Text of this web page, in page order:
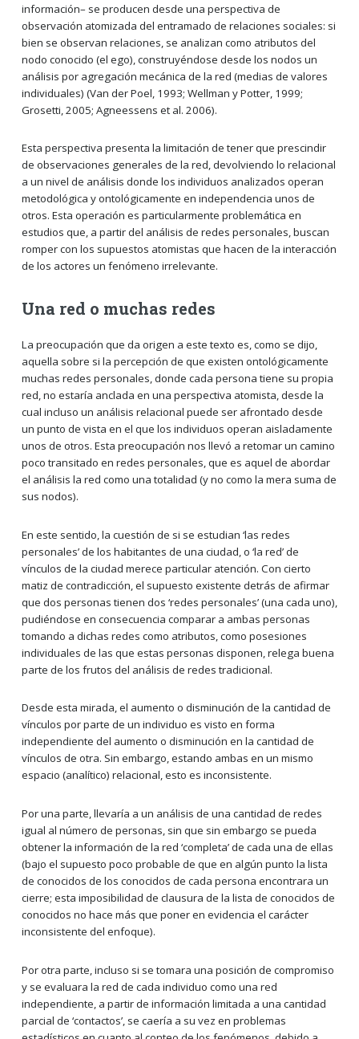
información– se producen desde una perspectiva de
observación atomizada del entramado de relaciones sociales: si
bien se observan relaciones, se analizan como atributos del
nodo conocido (el ego), construyéndose desde los nodos un
análisis por agregación mecánica de la red (medias de valores
individuales) (Van der Poel, 1993; Wellman y Potter, 1999;
Grosetti, 2005; Agneessens et al. 2006).
Esta perspectiva presenta la limitación de tener que prescindir
de observaciones generales de la red, devolviendo lo relacional
a un nivel de análisis donde los individuos analizados operan
metodológica y ontológicamente en independencia unos de
otros. Esta operación es particularmente problemática en
estudios que, a partir del análisis de redes personales, buscan
romper con los supuestos atomistas que hacen de la interacción
de los actores un fenómeno irrelevante.
Una red o muchas redes
La preocupación que da origen a este texto es, como se dijo,
aquella sobre si la percepción de que existen ontológicamente
muchas redes personales, donde cada persona tiene su propia
red, no estaría anclada en una perspectiva atomista, desde la
cual incluso un análisis relacional puede ser afrontado desde
un punto de vista en el que los individuos operan aisladamente
unos de otros. Esta preocupación nos llevó a retomar un camino
poco transitado en redes personales, que es aquel de abordar
el análisis la red como una totalidad (y no como la mera suma de
sus nodos).
En este sentido, la cuestión de si se estudian ‘las redes
personales’ de los habitantes de una ciudad, o ‘la red’ de
vínculos de la ciudad merece particular atención. Con cierto
matiz de contradicción, el supuesto existente detrás de afirmar
que dos personas tienen dos ‘redes personales’ (una cada uno),
pudiéndose en consecuencia comparar a ambas personas
tomando a dichas redes como atributos, como posesiones
individuales de las que estas personas disponen, relega buena
parte de los frutos del análisis de redes tradicional.
Desde esta mirada, el aumento o disminución de la cantidad de
vínculos por parte de un individuo es visto en forma
independiente del aumento o disminución en la cantidad de
vínculos de otra. Sin embargo, estando ambas en un mismo
espacio (analítico) relacional, esto es inconsistente.
Por una parte, llevaría a un análisis de una cantidad de redes
igual al número de personas, sin que sin embargo se pueda
obtener la información de la red ‘completa’ de cada una de ellas
(bajo el supuesto poco probable de que en algún punto la lista
de conocidos de los conocidos de cada persona encontrara un
cierre; esta imposibilidad de clausura de la lista de conocidos de
conocidos no hace más que poner en evidencia el carácter
inconsistente del enfoque).
Por otra parte, incluso si se tomara una posición de compromiso
y se evaluara la red de cada individuo como una red
independiente, a partir de información limitada a una cantidad
parcial de ‘contactos’, se caería a su vez en problemas